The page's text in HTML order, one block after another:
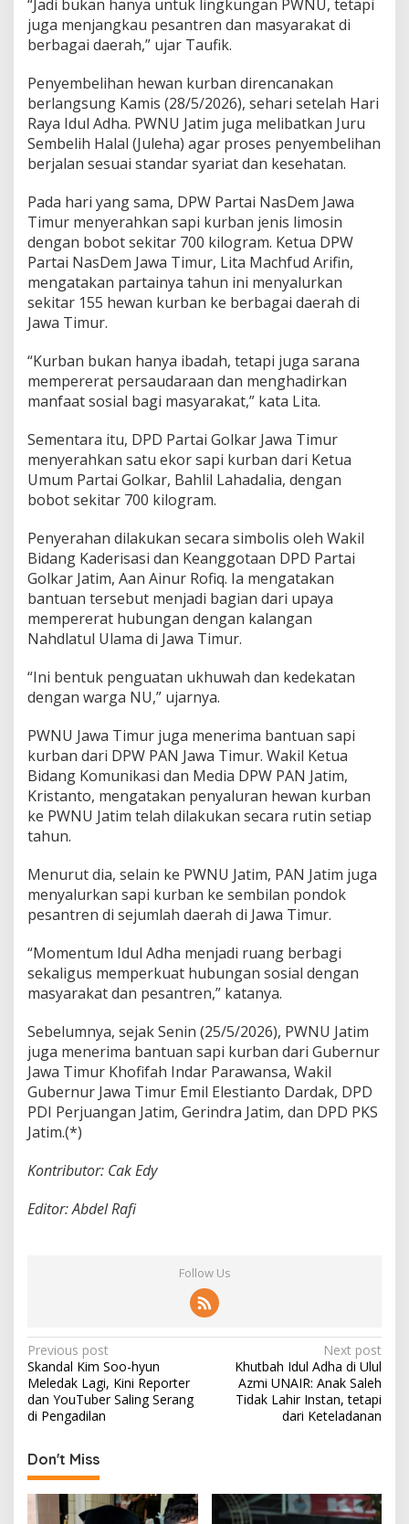
“Jadi bukan hanya untuk lingkungan PWNU, tetapi
juga menjangkau pesantren dan masyarakat di
berbagai daerah,” ujar Taufik.
Penyembelihan hewan kurban direncanakan
berlangsung Kamis (28/5/2026), sehari setelah Hari
Raya Idul Adha. PWNU Jatim juga melibatkan Juru
Sembelih Halal (Juleha) agar proses penyembelihan
berjalan sesuai standar syariat dan kesehatan.
Pada hari yang sama, DPW Partai NasDem Jawa
Timur menyerahkan sapi kurban jenis limosin
dengan bobot sekitar 700 kilogram. Ketua DPW
Partai NasDem Jawa Timur, Lita Machfud Arifin,
mengatakan partainya tahun ini menyalurkan
sekitar 155 hewan kurban ke berbagai daerah di
Jawa Timur.
“Kurban bukan hanya ibadah, tetapi juga sarana
mempererat persaudaraan dan menghadirkan
manfaat sosial bagi masyarakat,” kata Lita.
Sementara itu, DPD Partai Golkar Jawa Timur
menyerahkan satu ekor sapi kurban dari Ketua
Umum Partai Golkar, Bahlil Lahadalia, dengan
bobot sekitar 700 kilogram.
Penyerahan dilakukan secara simbolis oleh Wakil
Bidang Kaderisasi dan Keanggotaan DPD Partai
Golkar Jatim, Aan Ainur Rofiq. Ia mengatakan
bantuan tersebut menjadi bagian dari upaya
mempererat hubungan dengan kalangan
Nahdlatul Ulama di Jawa Timur.
“Ini bentuk penguatan ukhuwah dan kedekatan
dengan warga NU,” ujarnya.
PWNU Jawa Timur juga menerima bantuan sapi
kurban dari DPW PAN Jawa Timur. Wakil Ketua
Bidang Komunikasi dan Media DPW PAN Jatim,
Kristanto, mengatakan penyaluran hewan kurban
ke PWNU Jatim telah dilakukan secara rutin setiap
tahun.
Menurut dia, selain ke PWNU Jatim, PAN Jatim juga
menyalurkan sapi kurban ke sembilan pondok
pesantren di sejumlah daerah di Jawa Timur.
“Momentum Idul Adha menjadi ruang berbagi
sekaligus memperkuat hubungan sosial dengan
masyarakat dan pesantren,” katanya.
Sebelumnya, sejak Senin (25/5/2026), PWNU Jatim
juga menerima bantuan sapi kurban dari Gubernur
Jawa Timur Khofifah Indar Parawansa, Wakil
Gubernur Jawa Timur Emil Elestianto Dardak, DPD
PDI Perjuangan Jatim, Gerindra Jatim, dan DPD PKS
Jatim.(*)
Kontributor: Cak Edy
Editor: Abdel Rafi
Follow Us
P
o
s
t
n
a
v
Previous post
Skandal Kim Soo-hyun
Meledak Lagi, Kini Reporter
dan YouTuber Saling Serang
di Pengadilan
Next post
Khutbah Idul Adha di Ulul
Azmi UNAIR: Anak Saleh
Tidak Lahir Instan, tetapi
dari Keteladanan
Don't Miss